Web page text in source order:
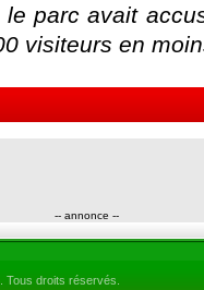
parc avait
visiteurs en
-- annonce --
Tous droits réservés.